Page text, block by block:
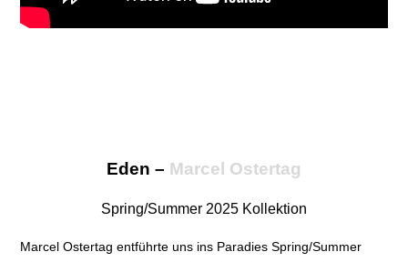
Eden – Marcel Ostertag
Spring/Summer 2025 Kollektion
Marcel Ostertag entführte uns ins Paradies Spring/Summer